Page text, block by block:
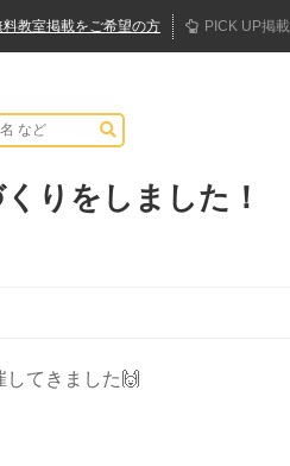
料教室掲載をご希望の方 PICK UP掲載
りをしました！
してきました🙌